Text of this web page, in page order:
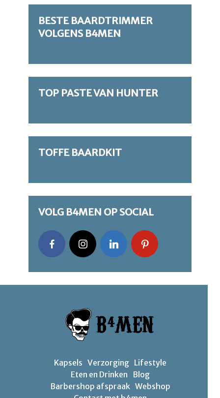
BESTE BAARDTRIMMER
VOLGENS B4MEN
TOP PASTE VAN HUNTER
TOFFE BAARDKIT
VOLG B4MEN OP SOCIAL
Kapsels Verzorging Lifestyle
Eten en Drinken
Blog
Barbershop afspraak Webshop